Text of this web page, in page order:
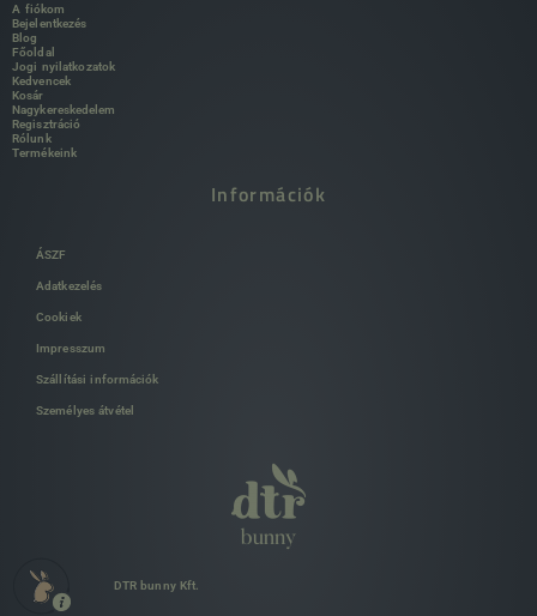
A fiókom
Bejelentkezés
Blog
Főoldal
Jogi nyilatkozatok
Kedvencek
Kosár
Nagykereskedelem
Regisztráció
Rólunk
Termékeink
Információk
ÁSZF
Adatkezelés
Cookiek
Impresszum
Szállítási információk
Személyes átvétel
DTR bunny Kft.